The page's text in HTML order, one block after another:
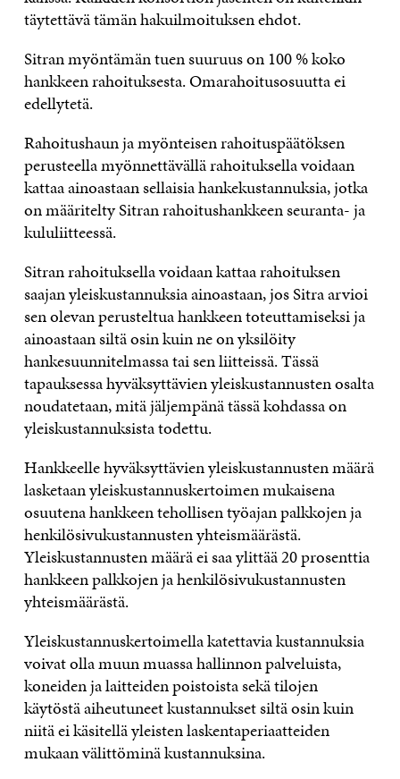
täytettävä tämän hakuilmoituksen ehdot.
Sitran myöntämän tuen suuruus on 100 % koko
hankkeen rahoituksesta. Omarahoitusosuutta ei
edellytetä.
Rahoitushaun ja myönteisen rahoituspäätöksen
perusteella myönnettävällä rahoituksella voidaan
kattaa ainoastaan sellaisia hankekustannuksia, jotka
on määritelty Sitran rahoitushankkeen seuranta- ja
kululiitteessä.
Sitran rahoituksella voidaan kattaa rahoituksen
saajan yleiskustannuksia ainoastaan, jos Sitra arvioi
sen olevan perusteltua hankkeen toteuttamiseksi ja
ainoastaan siltä osin kuin ne on yksilöity
hankesuunnitelmassa tai sen liitteissä. Tässä
tapauksessa hyväksyttävien yleiskustannusten osalta
noudatetaan, mitä jäljempänä tässä kohdassa on
yleiskustannuksista todettu.
Hankkeelle hyväksyttävien yleiskustannusten määrä
lasketaan yleiskustannuskertoimen mukaisena
osuutena hankkeen tehollisen työajan palkkojen ja
henkilösivukustannusten yhteismäärästä.
Yleiskustannusten määrä ei saa ylittää 20 prosenttia
hankkeen palkkojen ja henkilösivukustannusten
yhteismäärästä.
Yleiskustannuskertoimella katettavia kustannuksia
voivat olla muun muassa hallinnon palveluista,
koneiden ja laitteiden poistoista sekä tilojen
käytöstä aiheutuneet kustannukset siltä osin kuin
niitä ei käsitellä yleisten laskentaperiaatteiden
mukaan välittöminä kustannuksina.